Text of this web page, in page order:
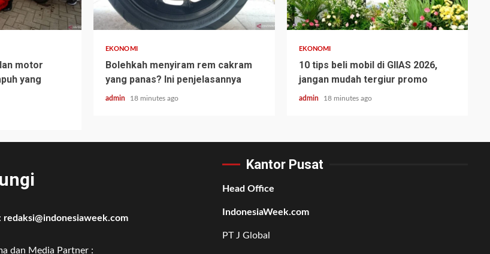
motor
yang
EKONOMI
Bolehkah menyiram rem cakram
yang panas? Ini penjelasannya
admin 18 minutes ago
EKONOMI
10 tips beli mobil di GIIAS 2026,
jangan mudah tergiur promo
admin 18 minutes ago
redaksi@indonesiaweek.com
dan Media Partner :
Kantor Pusat
Head Office
IndonesiaWeek.com
PT J Global